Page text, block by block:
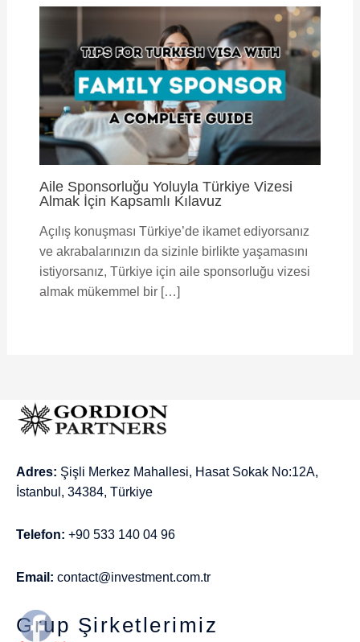
Aile Sponsorluğu Yoluyla Türkiye Vizesi
Almak İçin Kapsamlı Kılavuz
Açılış konuşması Türkiye’de ikamet ediyorsanız
ve akrabalarınızın da sizinle birlikte yaşamasını
istiyorsanız, Türkiye için aile sponsorluğu vizesi
almak mükemmel bir […]
Adres: Şişli Merkez Mahallesi, Hasat Sokak No:12A,
İstanbul, 34384, Türkiye
Telefon: +90 533 140 04 96
Email: contact@investment.com.tr
Grup Şirketlerimiz